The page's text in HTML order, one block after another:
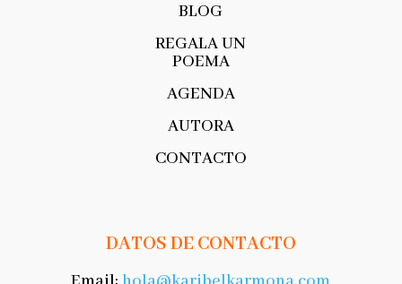
BLOG
REGALA UN
POEMA
AGENDA
AUTORA
CONTACTO
DATOS DE CONTACTO